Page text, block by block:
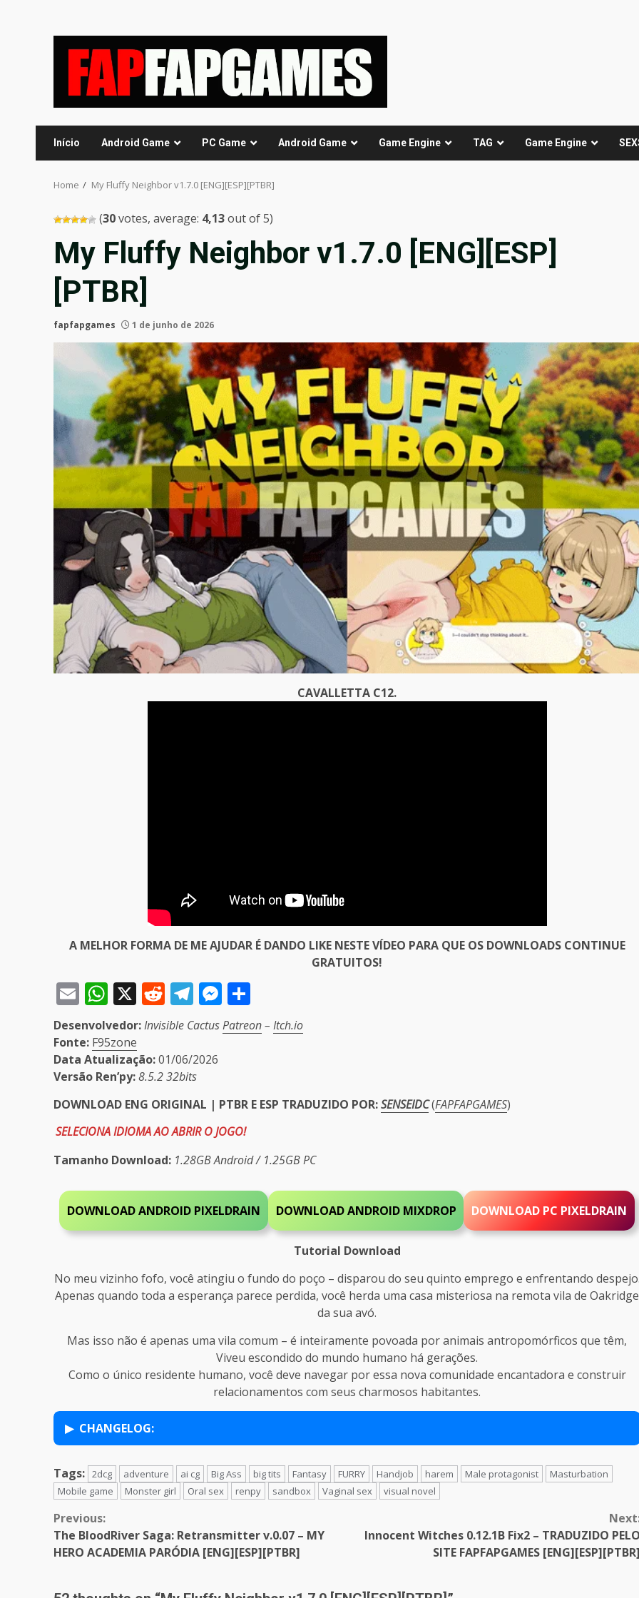
Início Android Game PC Game Android Game Game Engine TAG Game Engine
Home My Fluffy Neighbor v1.7.0 [ENG][ESP][PTBR]
(30votes, average: 4,13out of 5)
My Fluffy Neighbor v1.7.0 [ENG][ESP]
[PTBR]
fapfapgames 1 de junho de 2026
CAVALLETTA C12.
A MELHOR FORMA DE ME AJUDAR É DANDO LIKE NESTE VÍDEO PARA QUE OS DOWNLOADS CONTINUE
GRATUITOS!
EmailWhatsApp
X Reddit
Telegram
Messenger
Desenvolvedor:Invisible CactusPatreon– Itch.io
Fonte: F95zone
Data Atualização:01/06/2026
Versão Ren’py:8.5.2 32bits
DOWNLOAD ENG ORIGINAL | PTBR E ESP TRADUZIDO POR:SENSEIDC(FAPFAPGAMES)
SELECIONA IDIOMA AO ABRIR O JOGO!
Tamanho Download: 1.28GB Android / 1.25GB PC
DOWNLOAD ANDROID PIXELDRAIN DOWNLOAD ANDROID MIXDROP DOWNLOAD PC PIXELDRAIN
Tutorial Download
No meu vizinho fofo, você atingiu o fundo do poço – disparou do seu quinto emprego e enfrentando
Apenas quando toda a esperança parece perdida, você herda uma casa misteriosa na remota vila de Oakridge
da sua avó.
Mas isso não é apenas uma vila comum – é inteiramente povoada por animais antropomórficos que têm,
Viveu escondido do mundo humano há gerações.
Como o único residente humano, você deve navegar por essa nova comunidade encantadora e construir
relacionamentos com seus charmosos habitantes.
CHANGELOG:
Tags: 2dcg adventure ai cg Big Ass big tits Fantasy FURRY Handjob harem Male protagonist
Masturbation
Mobile game
Monster girl Oral sex renpy sandbox Vaginal sex visual novel
Continue
Reading
Previous:
The BloodRiver Saga: Retransmitter v.0.07 – MY
HERO ACADEMIA PARÓDIA [ENG][ESP][PTBR]
Innocent Witches 0.12.1B Fix2 – TRADUZIDO
SITE FAPFAPGAMES